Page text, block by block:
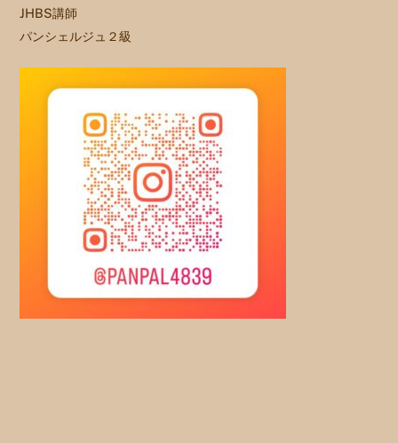
JHBS講師
パンシェルジュ２級